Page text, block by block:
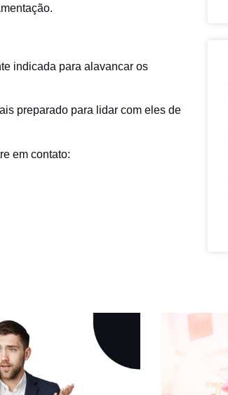
indicada para alavancar os
preparado para lidar com eles de
em contato: